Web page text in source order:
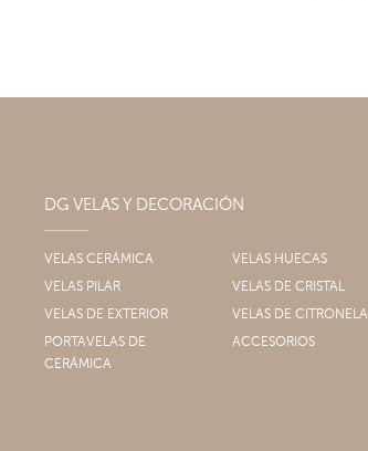
DG VELAS Y DECORACIÓN
VELAS CERÁMICA VELAS HUECAS
VELAS PILAR
VELAS DE CRISTAL
VELAS DE EXTERIOR
VELAS DE CITRONELA
PORTAVELAS DE
CERÁMICA
ACCESORIOS